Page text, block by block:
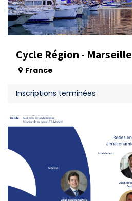
Cycle Région - Marseille
France
Inscriptions terminées